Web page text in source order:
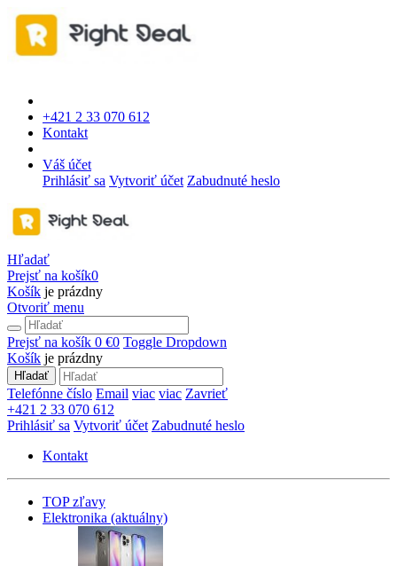
+421 2 33 070 612
Kontakt
Váš účet
Prihlásiť sa Vytvoriť účet Zabudnuté heslo
Hľadať
Prejsť na košík0
Košík je prázdny
Otvoriť menu
Prejsť na košík 0 €0 Toggle Dropdown
Košík je prázdny
Hľadať
Telefónne číslo Email viac viac Zavrieť
+421 2 33 070 612
Prihlásiť sa Vytvoriť účet Zabudnuté heslo
Kontakt
TOP zľavy
Elektronika (aktuálny)